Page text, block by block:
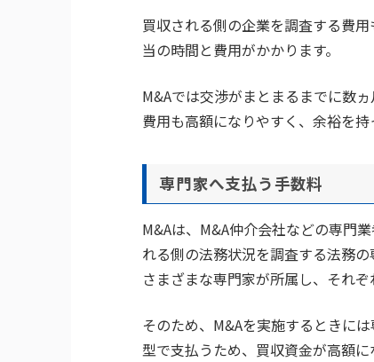
買収される側の企業を調査する費
当の時間と費用がかかります。
M&Aでは交渉がまとまるまでに数
費用も高額になりやすく、余裕を持
専門家へ支払う手数料
M&Aは、M&A仲介会社などの専門
れる側の法務状況を調査する法務
さまざまな専門家が所属し、それ
そのため、M&Aを実施するときに
型で支払うため、買収資金が高額に